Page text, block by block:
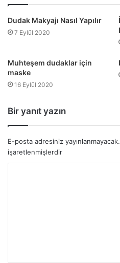
Dudak Makyajı Nasıl Yapılır
7 Eylül 2020
Muhteşem dudaklar için
maske
16 Eylül 2020
Bir yanıt yazın
E-posta adresiniz yayınlanmayacak.
işaretlenmişlerdir